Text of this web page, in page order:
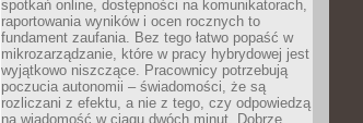
spotkań online, dostępności na komunikatorach,
raportowania wyników i ocen rocznych to
fundament zaufania. Bez tego łatwo popaść w
mikrozarządzanie, które w pracy hybrydowej jest
wyjątkowo niszczące. Pracownicy potrzebują
poczucia autonomii – świadomości, że są
rozliczani z efektu, a nie z tego, czy odpowiedzą
na wiadomość w ciągu dwóch minut. Dobrze